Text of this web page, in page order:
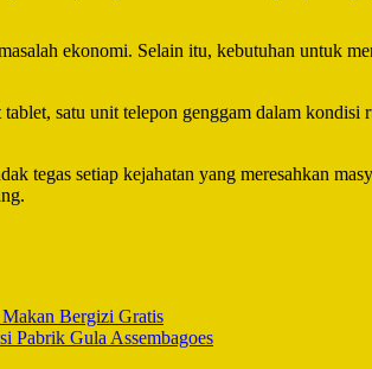
ekonomi. Selain itu, kebutuhan untuk
satu unit telepon genggam dalam
tegas setiap kejahatan yang meresahkan
Makan Bergizi Gratis
Pabrik Gula Assembagoes